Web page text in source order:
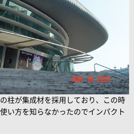
柱が集成材を採用しており、この時
い方を知らなかったのでインパクト